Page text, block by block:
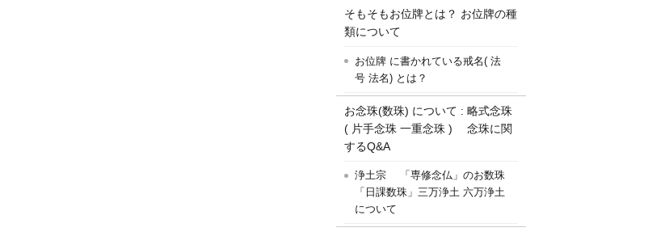
そもそもお位牌とは？ お位牌の種
類について
お位牌 に書かれている戒名( 法
号 法名) とは？
お念珠(数珠) について : 略式念珠
( 片手念珠 一重念珠 ) 念珠に関
するQ&A
浄土宗 「専修念仏」のお数珠
「日課数珠」三万浄土 六万浄土
について